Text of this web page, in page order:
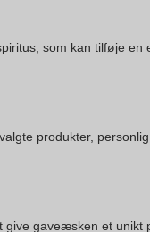
som kan tilføje
produkter,
give gaveæsken et unikt